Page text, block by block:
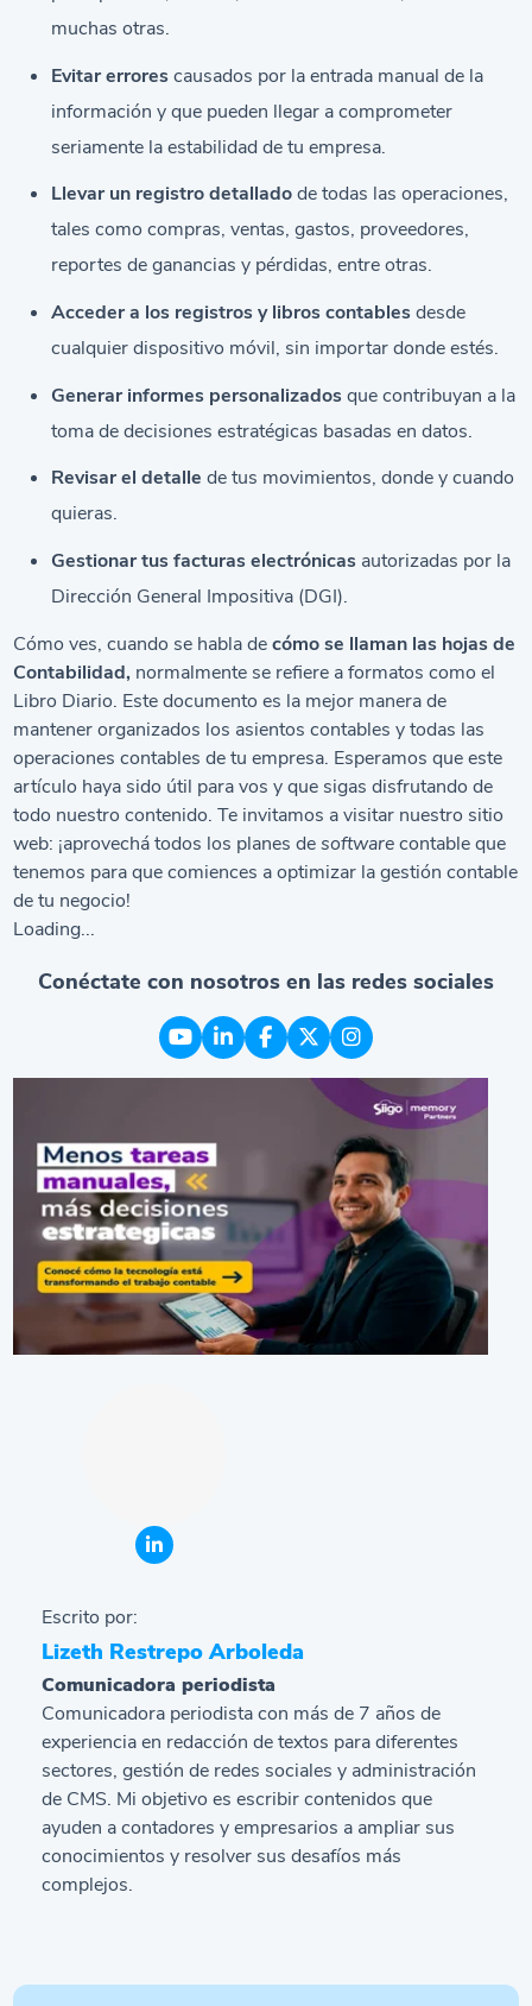
muchas otras.
Evitar errorescausados por la entrada manual de la
información y que pueden llegar a comprometer
seriamente la estabilidad de tu empresa.
Llevar un registro detalladode todas las operaciones,
tales como compras, ventas, gastos, proveedores,
reportes de ganancias y pérdidas, entre otras.
Acceder a los registros y libros contablesdesde
cualquier dispositivo móvil, sin importar donde estés.
Generar informes personalizadosque contribuyan a la
toma de decisiones estratégicas basadas en datos.
Revisar el detalle de tus movimientos, donde y cuando
quieras.
Gestionar tus facturas electrónicas autorizadas por la
Dirección General Impositiva (DGI).
Cómo ves, cuando se habla decómo se llaman las hojas de
Contabilidad, normalmente se refiere a formatos como el
Libro Diario. Este documento es la mejor manera de
mantener organizados los asientos contables y todas las
operaciones contables de tu empresa. Esperamos que este
artículo haya sido útil para vos y que sigas disfrutando de
todo nuestro contenido. Te invitamos a visitar nuestro sitio
web: ¡aprovechá todos los planes desoftwarecontableque
tenemos para que comiences a optimizar la gestión contable
de tu negocio!
Loading...
Conéctate con nosotros en las redes sociales
Escrito por:
Lizeth Restrepo Arboleda
Comunicadora periodista
Comunicadora periodista con más de 7 años de
experiencia en redacción de textos para diferentes
sectores, gestión de redes sociales y administración
de CMS. Mi objetivo es escribir contenidos que
ayuden a contadores y empresarios a ampliar sus
conocimientos y resolver sus desafíos más
complejos.